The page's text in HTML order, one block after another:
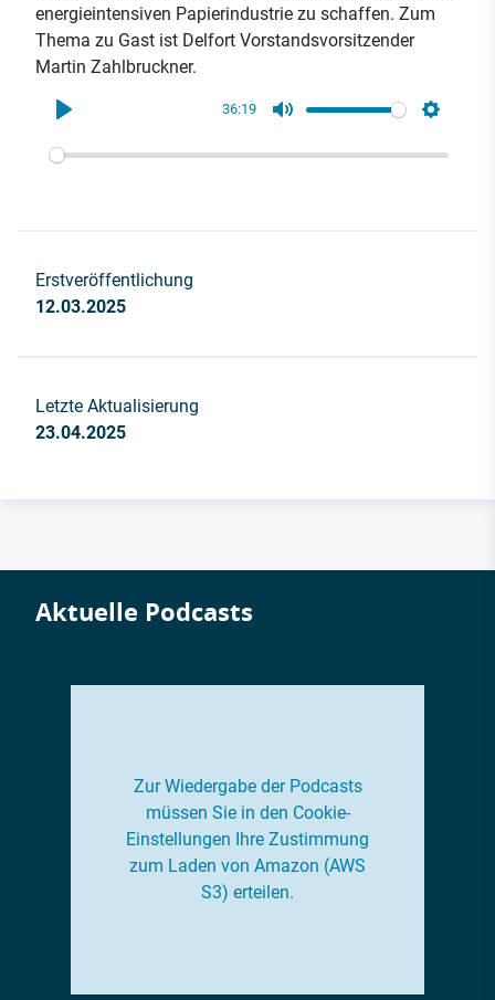
energieintensiven Papierindustrie zu schaffen. Zum
Thema zu Gast ist Delfort Vorstandsvorsitzender
Martin Zahlbruckner.
36:19
Erstveröffentlichung
12.03.2025
Letzte Aktualisierung
23.04.2025
Aktuelle Podcasts
Zur Wiedergabe der Podcasts
müssen Sie in den Cookie-
Einstellungen Ihre Zustimmung
zum Laden von Amazon (AWS
S3) erteilen.